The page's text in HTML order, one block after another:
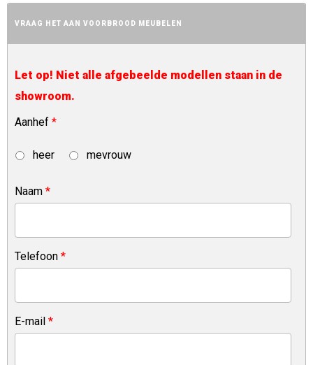
VRAAG HET AAN VOORBROOD MEUBELEN
Let op! Niet alle afgebeelde modellen staan in de
showroom.
Aanhef *
heer mevrouw
Naam *
Telefoon *
E-mail *